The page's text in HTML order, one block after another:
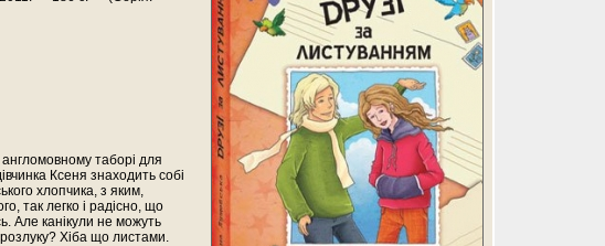
англомовному таборі для
Ксеня знаходить собі
хлопчика, з яким,
так легко і радісно, що
Але канікули не можуть
Хіба що листами.